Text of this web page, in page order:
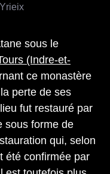
sous le
(Indre-et-
ce monastère
perte de ses
fut restauré par
sous forme de
qui, selon
été confirmée par